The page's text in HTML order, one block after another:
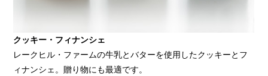
クッキー・フィナンシェ
レークヒル・ファームの牛乳とバターを使用したクッキーとフ
ィナンシェ。贈り物にも最適です。